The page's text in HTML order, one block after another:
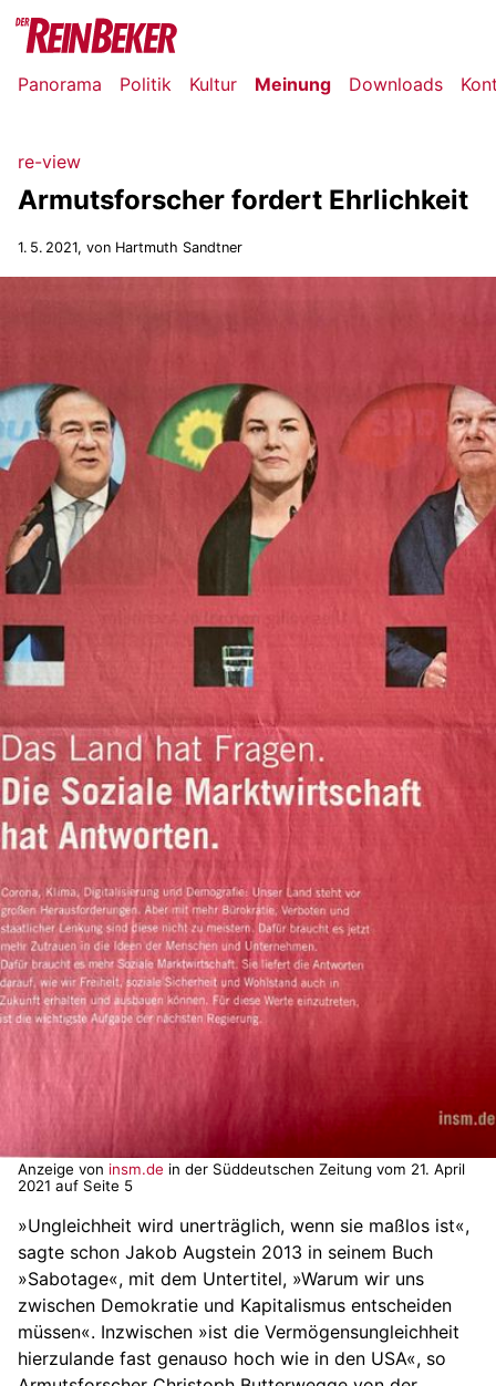
Panorama Politik Kultur Meinung Downloads
re-view
Armutsforscher fordert Ehrlichkeit
1. 5. 2021, von Hartmuth Sandtner
Anzeige von insm.de in der Süddeutschen Zeitung vom 21. April
2021 auf Seite 5
»Ungleichheit wird unerträglich, wenn sie maßlos ist«,
sagte schon Jakob Augstein 2013 in seinem Buch
»Sabotage«, mit dem Untertitel, »Warum wir uns
zwischen Demokratie und Kapitalismus entscheiden
müssen«. Inzwischen »ist die Vermögensungleichheit
hierzulande fast genauso hoch wie in den USA«, so